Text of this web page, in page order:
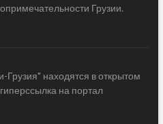
Грузии.
находятся в открытом
на портал